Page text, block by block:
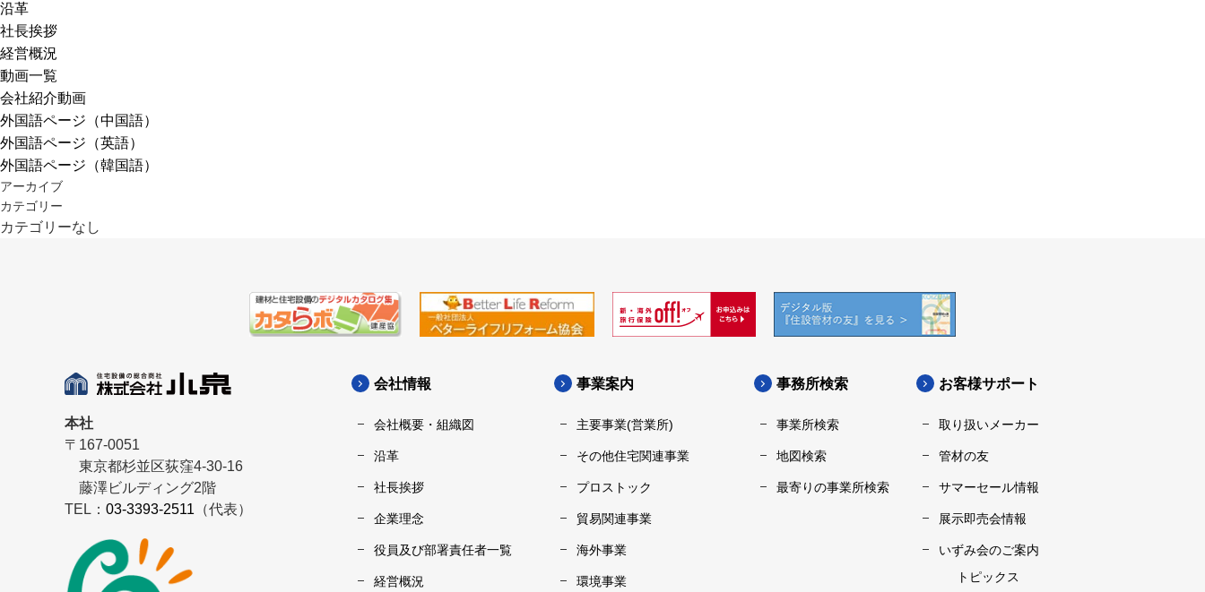
沿革
社長挨拶
経営概況
動画一覧
会社紹介動画
外国語ページ（中国語）
外国語ページ（英語）
外国語ページ（韓国語）
アーカイブ
カテゴリー
カテゴリーなし
本社
〒167-0051
東京都杉並区荻窪4-30-16
藤澤ビルディング2階
TEL： 03-3393-2511 （代表）
会社情報
会社概要・組織図
沿革
社長挨拶
企業理念
役員及び部署責任者一覧
経営概況
事業案内
主要事業(営業所)
その他住宅関連事業
プロストック
貿易関連事業
海外事業
環境事業
事務所検索
事業所検索
地図検索
最寄りの事業所検索
お客様サポート
取り扱いメーカー
管材の友
サマーセール情報
展示即売会情報
いずみ会のご案内
トピックス